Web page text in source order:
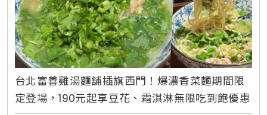
台北富善雞湯麵舖插旗西門！爆濃香菜麵期間限
定登場，190元起享豆花、霜淇淋無限吃到飽優惠